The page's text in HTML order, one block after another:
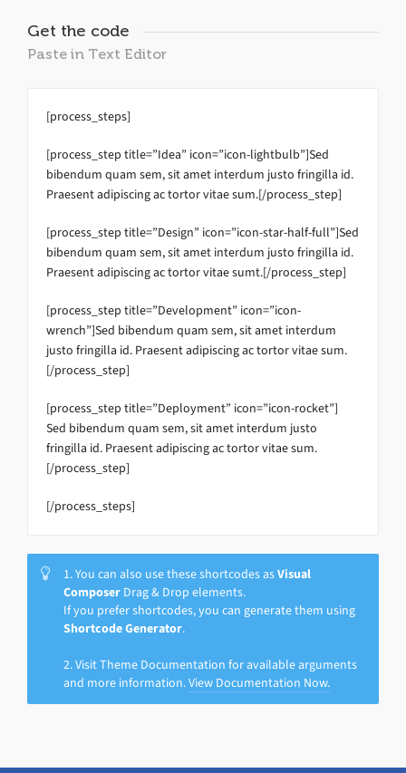
Get the code
Paste in Text Editor
[process_steps]
[process_step title=”Idea” icon=”icon-lightbulb”]Sed
bibendum quam sem, sit amet interdum justo fringilla id.
Praesent adipiscing ac tortor vitae sum.[/process_step]
[process_step title=”Design” icon=”icon-star-half-full”]Sed
bibendum quam sem, sit amet interdum justo fringilla id.
Praesent adipiscing ac tortor vitae sumt.[/process_step]
[process_step title=”Development” icon=”icon-
wrench”]Sed bibendum quam sem, sit amet interdum
justo fringilla id. Praesent adipiscing ac tortor vitae sum.
[/process_step]
[process_step title=”Deployment” icon=”icon-rocket”]
Sed bibendum quam sem, sit amet interdum justo
fringilla id. Praesent adipiscing ac tortor vitae sum.
[/process_step]
[/process_steps]
1. You can also use these shortcodes asVisual
Composer Drag & Drop elements.
If you prefer shortcodes, you can generate them using
Shortcode Generator.
2. Visit Theme Documentation for available arguments
and more information.View Documentation Now.